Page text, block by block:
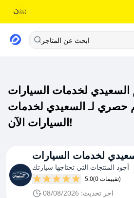
ابحث عن المتاجر
لخدمات السيارات
حصري لـ السعيدي لخدمات
السيارات الآن!
لخدمات السيارات
أجود المنتجات التي تحتاجها سيارتك
5.0 (0 تقييمات)
اخر تحديث: 08/08/2026